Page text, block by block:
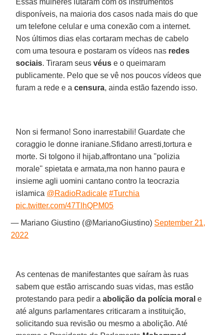
disponíveis, na maioria dos casos nada mais do que
um telefone celular e uma conexão com a internet.
Nos últimos dias elas cortaram mechas de cabelo
com uma tesoura e postaram os vídeos nas redes
sociais. Tiraram seusvéus e o queimaram
publicamente. Pelo que se vê nos poucos vídeos que
furam a rede e acensura, ainda estão fazendo isso.
Non si fermano! Sono inarrestabili! Guardate che
coraggio le donne iraniane.Sfidano arresti,tortura e
morte. Si tolgono il hijab,affrontano una "polizia
morale" spietata e armata,ma non hanno paura e
insieme agli uomini cantano contro la teocrazia
islamica @RadioRadicale #Turchia
pic.twitter.com/47TlhQPM05
— Mariano Giustino (@MarianoGiustino) September 21,
2022
As centenas de manifestantes que saíram às ruas
sabem que estão arriscando suas vidas, mas estão
protestando para pedir aabolição da polícia moral e
até alguns parlamentares criticaram a instituição,
solicitando sua revisão ou mesmo a abolição. Até